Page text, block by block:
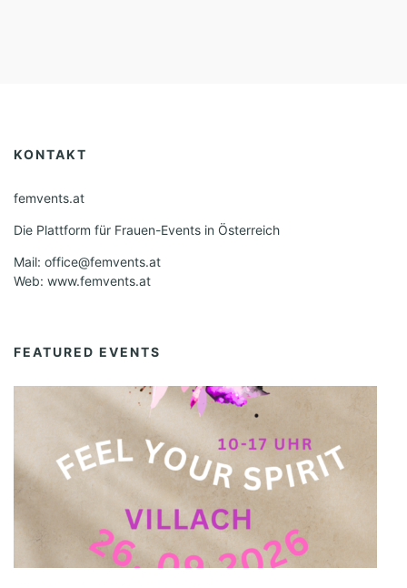
KONTAKT
femvents.at
Die Plattform für Frauen-Events in Österreich
Mail: office@femvents.at
Web: www.femvents.at
FEATURED EVENTS